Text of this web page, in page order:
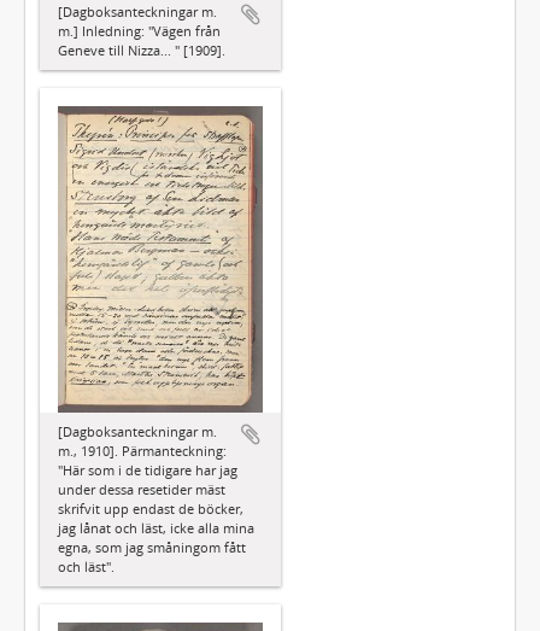
[Dagboksanteckningar m.
m.] Inledning: "Vägen från
Geneve till Nizza... " [1909].
[Dagboksanteckningar m.
m., 1910]. Pärmanteckning:
"Här som i de tidigare har jag
under dessa resetider mäst
skrifvit upp endast de böcker,
jag lånat och läst, icke alla mina
egna, som jag småningom fått
och läst".